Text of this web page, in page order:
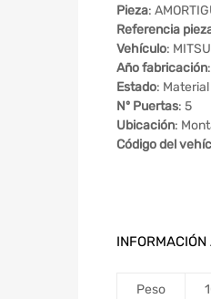
Pieza:
Referencia
Vehículo:
Año fabricación
Estado:
Nº Puertas: 5
Ubicación:
Código del
Peso